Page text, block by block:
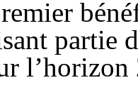
partie
l’horizon
en Turquie